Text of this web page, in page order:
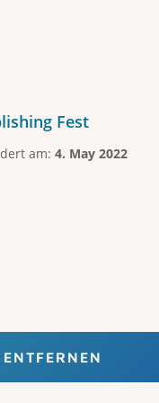
Fest
am: 4. May 2022